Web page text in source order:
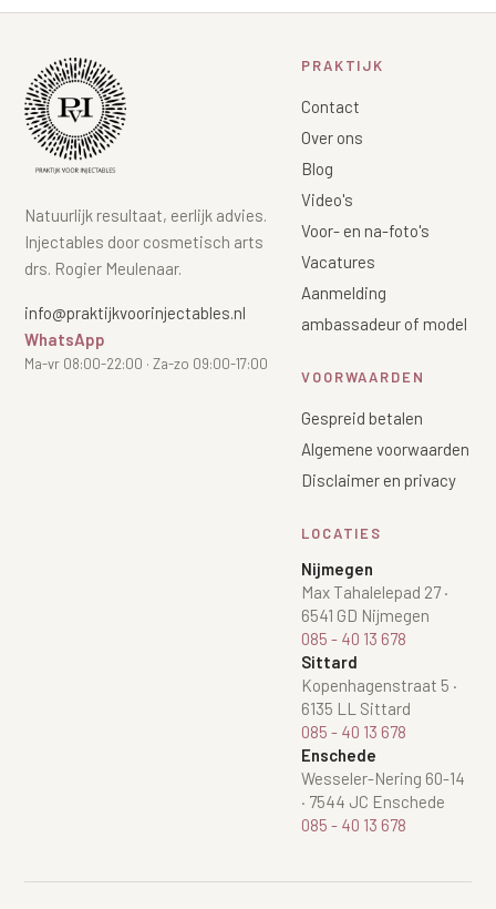
Natuurlijk resultaat, eerlijk advies.
Injectables door cosmetisch arts
drs. Rogier Meulenaar.
info@praktijkvoorinjectables.nl
WhatsApp
Ma-vr 08:00-22:00 · Za-zo 09:00-17:00
PRAKTIJK
Contact
Over ons
Blog
Video's
Voor- en na-foto's
Vacatures
Aanmelding
ambassadeur of model
VOORWAARDEN
Gespreid betalen
Algemene voorwaarden
Disclaimer en privacy
LOCATIES
Nijmegen
Max Tahalelepad 27·
6541 GD Nijmegen
085 - 40 13 678
Sittard
Kopenhagenstraat 5 ·
6135 LL Sittard
085 - 40 13 678
Enschede
Wesseler-Nering 60-14
· 7544 JC Enschede
085 - 40 13 678